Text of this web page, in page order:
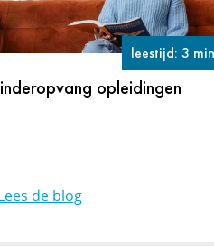
Next leestijd: 3 min
opleidingen
de blog